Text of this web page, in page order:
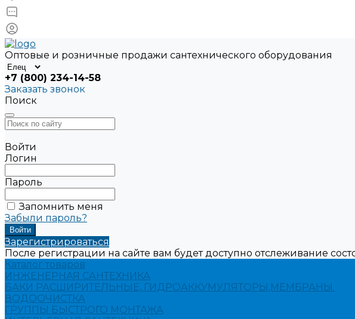
Оптовые и розничные продажи сантехнического оборудования
+7 (800) 234-14-58
Заказать звонок
Поиск
Войти
Логин
Пароль
Запомнить меня
Забыли пароль?
Зарегистрироваться
После регистрации на сайте вам будет доступно отслеживание
Каталог товаров
ИНЖЕНЕРНАЯ САНТЕХНИКА
БАКИ РАСШИРИТЕЛЬНЫЕ, ГИДРОАККУМУЛЯТОРЫ,МЕМБРАНЫ.
ВОДООЧИСТКА
ГРУППЫ БЫСТРОГО МОНТАЖА